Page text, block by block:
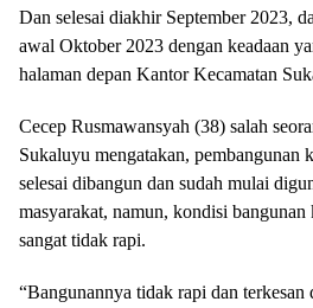
Dan selesai diakhir September 2023,
awal Oktober 2023 dengan keadaan
halaman depan Kantor Kecamatan
Cecep Rusmawansyah (38) salah
Sukaluyu mengatakan, pembangunan
selesai dibangun dan sudah mulai
masyarakat, namun, kondisi
sangat tidak rapi.
“Bangunannya tidak rapi dan terkesan